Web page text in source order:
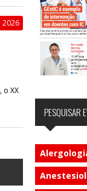
2026
o XX
PESQUISAR